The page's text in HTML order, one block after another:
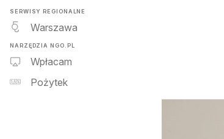
SERWISY REGIONALNE
Warszawa
NARZĘDZIA NGO.PL
Wpłacam
Pożytek